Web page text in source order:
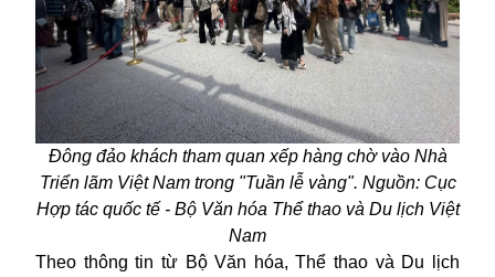
Đông đảo khách tham quanxếp hàng chờ vào Nhà
Triển lãm Việt Nam trong "Tuần lễ vàng". Nguồn: Cục
Hợp tác quốc tế - Bộ Văn hóa Thể thao và Du lịch Việt
Nam
Theo thông tin từ Bộ Văn hóa, Thể thao và Du lịch